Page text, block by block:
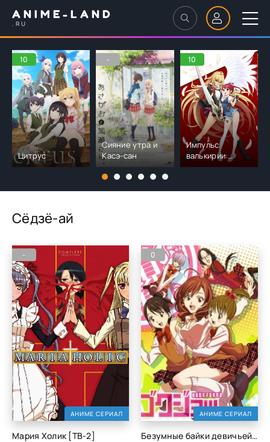
ANIME-LAND
.RU
10
Цитрус
-
Сияние утра и
Касэ-сан
10
Импульс
валькирии:
Русалочка
Сёдзё-ай
АНИМЕ СЕРИАЛ
-
Мария Холик [ТВ-2]
АНИМЕ СЕРИАЛ
0
Безумные байки девичьей общаги